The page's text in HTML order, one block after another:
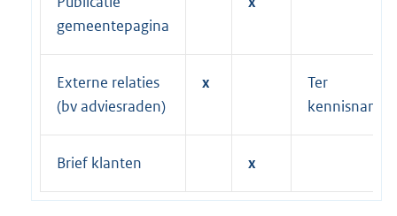
gemeentepagina
Externe relaties
(bv adviesraden)
x
Ter
kennisname
Brief klanten x